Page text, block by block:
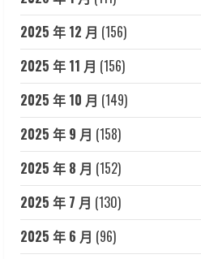
2025 年 12 月 (156)
2025 年 11 月 (156)
2025 年 10 月 (149)
2025 年 9 月 (158)
2025 年 8 月 (152)
2025 年 7 月 (130)
2025 年 6 月 (96)